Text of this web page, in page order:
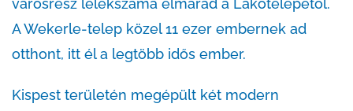
városrész lélekszáma elmarad a Lakótelepétől.
A Wekerle-telep közel 11 ezer embernek ad
otthont, itt él a legtöbb idős ember.
Kispest területén megépült két modern